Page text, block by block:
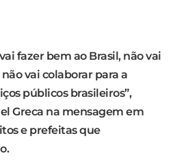
fazer bem ao Brasil, não vai
vai colaborar para a
públicos brasileiros”,
Greca na mensagem em
e prefeitas que